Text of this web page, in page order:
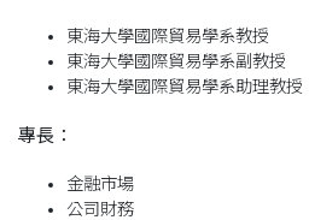
東海大學國際貿易學系教授
東海大學國際貿易學系副教授
東海大學國際貿易學系助理教授
專長：
金融市場
公司財務